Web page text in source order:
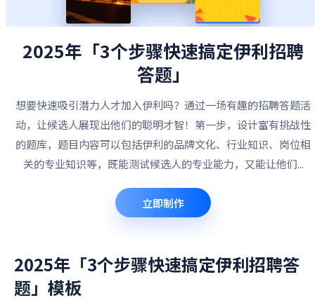
2025年「3个步骤快速搞定伊利招聘
答题」
想要快速吸引潜力人才加入伊利吗？通过一场有趣的招聘答题活
动，让候选人展现出他们的聪明才智！第一步，设计富有挑战性
的题库，题目内容可以包括伊利的品牌文化、行业知识、岗位相
关的专业知识等，既能测试候选人的专业能力，又能让他们...
立即制作
2025年「3个步骤快速搞定伊利招聘答
题」 模板